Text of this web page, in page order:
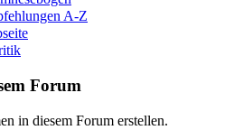
A-Z
Forum
in diesem Forum erstellen.